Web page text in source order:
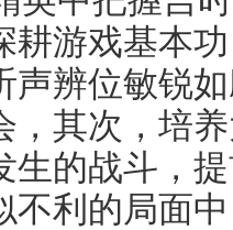
耕游戏基本
声辨位敏锐
，其次，培
生的战斗，
不利的局面